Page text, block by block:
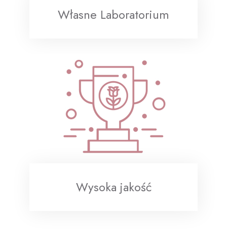
Własne Laboratorium
Wysoka jakość